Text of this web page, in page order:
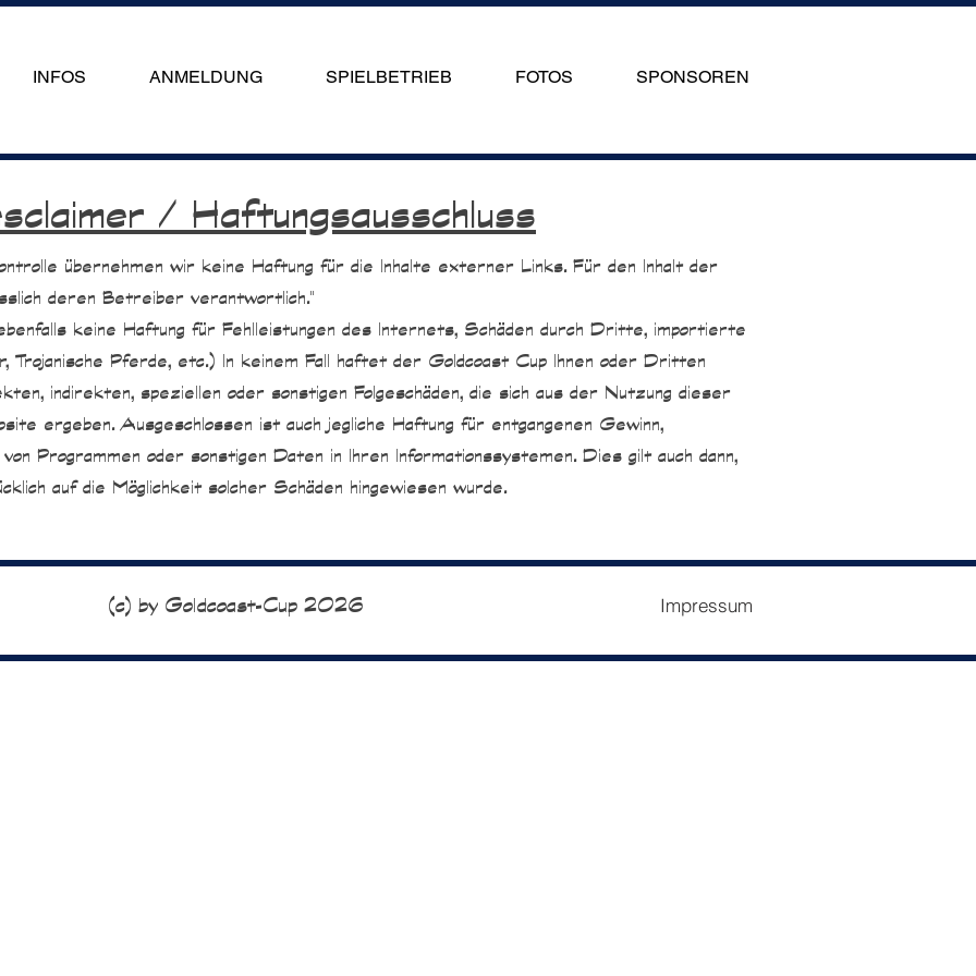
INFOS ANMELDUNG SPIELBETRIEB FOTOS SPONSOREN
/ Haftungsausschluss
übernehmen wir keine Haftung für die Inhalte externer Links. Für den Inhalt der
deren Betreiber verantwortlich."
keine Haftung für Fehlleistungen des Internets, Schäden durch Dritte, importierte
Pferde, etc.) In keinem Fall haftet der Goldcoast Cup Ihnen oder Dritten
indirekten, speziellen oder sonstigen Folgeschäden, die sich aus der Nutzung dieser
ergeben. Ausgeschlossen ist auch jegliche Haftung für entgangenen Gewinn,
Programmen oder sonstigen Daten in Ihren Informationssystemen. Dies gilt auch dann,
auf die Möglichkeit solcher Schäden hingewiesen wurde.
(c) by Goldcoast-Cup 2026 Impressum